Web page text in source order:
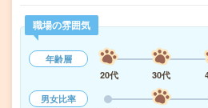
職場の雰囲気
年齢層
20代
30代
男女比率